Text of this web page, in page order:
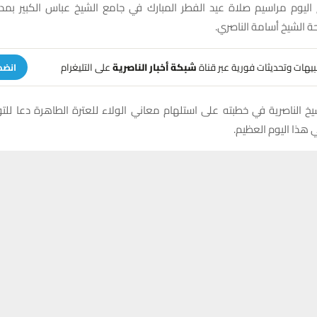
مراسيم صلاة عيد الفطر المبارك في جامع الشيخ عباس الكبير
الشيخ أسامة الناصري.
وتحديثات فورية عبر قناةشبكة أخبار الناصريةعلى التليغرام
الناصرية في خطبته على استلهام معاني الولاء للعترة الطاهرة دعا
اليوم العظيم.